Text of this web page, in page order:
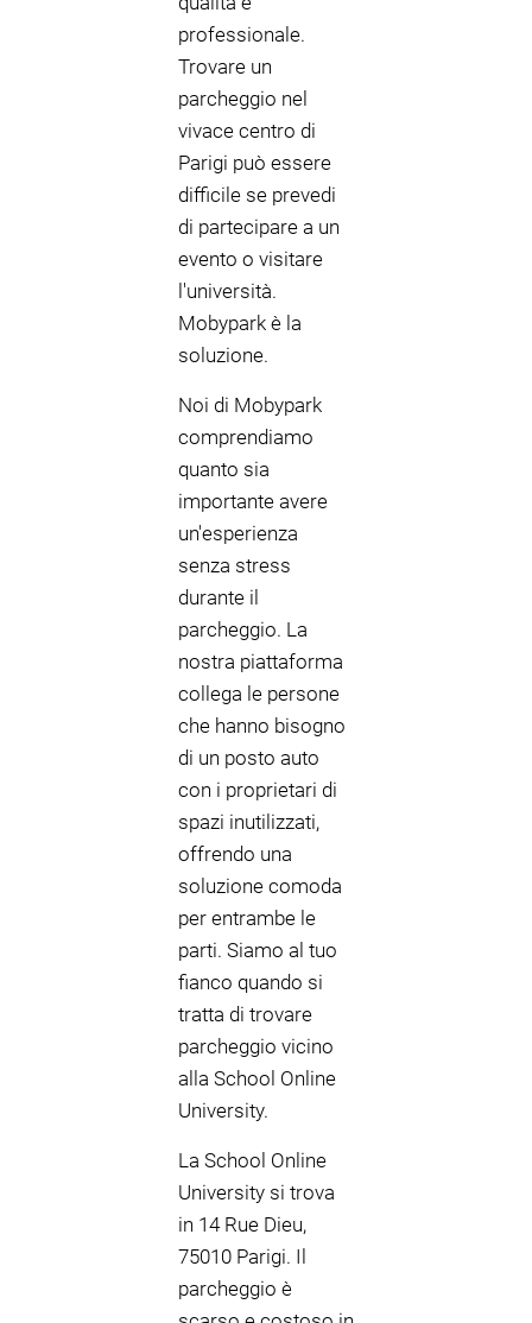
professionale.
Trovare un
parcheggio nel
vivace centro di
Parigi può essere
difficile se prevedi
di partecipare a un
evento o visitare
l'università.
Mobypark è la
soluzione.
Noi di Mobypark
comprendiamo
quanto sia
importante avere
un'esperienza
senza stress
durante il
parcheggio. La
nostra piattaforma
collega le persone
che hanno bisogno
di un posto auto
con i proprietari di
spazi inutilizzati,
offrendo una
soluzione comoda
per entrambe le
parti. Siamo al tuo
fianco quando si
tratta di trovare
parcheggio vicino
alla School Online
University.
La School Online
University si trova
in 14 Rue Dieu,
75010 Parigi. Il
parcheggio è